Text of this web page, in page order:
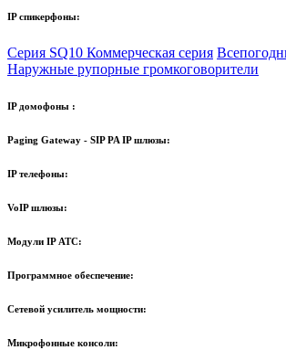
IP спикерфоны:
Серия SQ10 Коммерческая серия
Наружные рупорные громкоговорители
IP домофоны :
Paging Gateway - SIP PA IP шлюзы:
IP телефоны:
VoIP шлюзы:
Модули IP АТС:
Программное обеспечение:
Сетевой усилитель мощности:
Микрофонные консоли: